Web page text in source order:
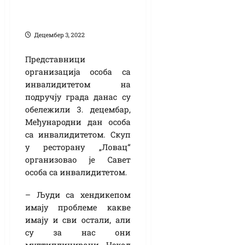
Децембер 3, 2022
Представници
организација особа са
инвалидитетом на
подручју града данас су
обележили 3. децембар,
Међународни дан особа
са инвалидитетом. Скуп
у ресторану „Ловац“
организовао је Савет
особа са инвалидитетом.
– Људи са хендикепом
имају проблеме какве
имају и сви остали, али
су за нас они